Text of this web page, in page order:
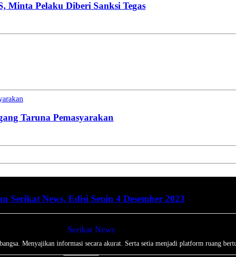
Minta Pelaku Diberi Sanksi Tegas
Taruna Pemasyarakan
Serikat News, Edisi Senin 4 Desember 2023
Serikat News
Menyajikan informasi secara akurat. Serta setia menjadi platform ruang